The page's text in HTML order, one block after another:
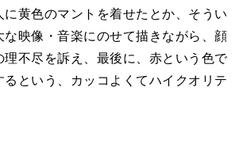
に黄色のマントを着せたとか、そうい
な映像・音楽にのせて描きながら、顔
理不尽を訴え、最後に、赤という色で
るという、カッコよくてハイクオリテ